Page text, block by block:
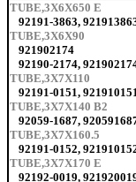
TUBE,3X6X650 E
92191-3863,
TUBE,3X6X90
921902174
92190-2174,
TUBE,3X7X110
92191-0151,
TUBE,3X7X140 B2
92059-1687,
TUBE,3X7X160.5
92191-0152,
TUBE,3X7X170 E
92192-0019,